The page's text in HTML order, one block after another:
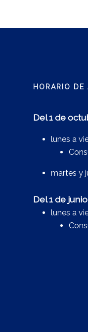
HORARIO
Del 1 de
lunes a
martes y
Del 1 de
lunes a